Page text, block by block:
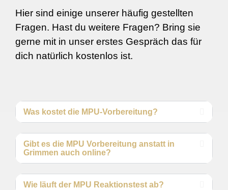
Hier sind einige unserer häufig gestellten
Fragen. Hast du weitere Fragen? Bring sie
gerne mit in unser erstes Gespräch das für
dich natürlich kostenlos ist.
Was kostet die MPU-Vorbereitung?
Gibt es die MPU Vorbereitung anstatt in
Grimmen auch online?
Wie läuft der MPU Reaktionstest ab?